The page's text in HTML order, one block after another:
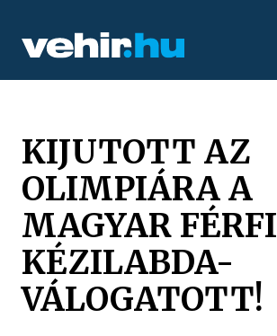
KIJUTOTT AZ
OLIMPIÁRA A
MAGYAR FÉRFI
KÉZILABDA-
VÁLOGATOTT!